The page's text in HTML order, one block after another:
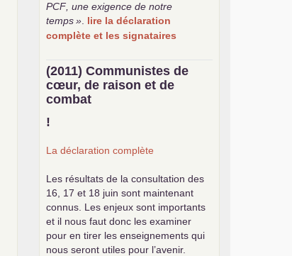
PCF , une exigence de notre
temps» lire la déclaration
complète et les signataires
(2011) Communistes de
cœur, de raison et de
combat
!
La déclaration complète
Les résultats de la consultation des
16, 17 et 18 juin sont maintenant
connus. Les enjeux sont importants
et il nous faut donc les examiner
pour en tirer les enseignements qui
nous seront utiles pour l’avenir.